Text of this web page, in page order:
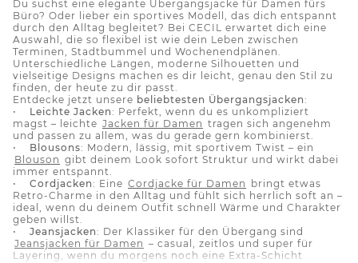
Du suchst eine elegante Übergangsjacke für Damen fürs
Büro? Oder lieber ein sportives Modell, das dich entspannt
durch den Alltag begleitet? Bei CECIL erwartet dich eine
Auswahl, die so flexibel ist wie dein Leben zwischen
Terminen, Stadtbummel und Wochenendplänen.
Unterschiedliche Längen, moderne Silhouetten und
vielseitige Designs machen es dir leicht, genau den Stil zu
finden, der heute zu dir passt.
Entdecke jetzt unsere beliebtesten Übergangsjacken:
• Leichte Jacken: Perfekt, wenn du es unkompliziert
magst – leichte Jacken für Damen tragen sich angenehm
und passen zu allem, was du gerade gern kombinierst.
•
Blousons: Modern, lässig, mit sportivem Twist – ein
Blouson gibt deinem Look sofort Struktur und wirkt dabei
immer entspannt.
• Cordjacken: Eine Cordjacke für Damen
bringt etwas
Retro-Charme in den Alltag und fühlt sich herrlich soft an –
ideal, wenn du deinem Outfit schnell Wärme und Charakter
geben willst.
•
Jeansjacken: Der Klassiker für den Übergang sind
Jeansjacken für Damen – casual, zeitlos und super für
Layering, wenn du morgens noch eine Extra-Schicht